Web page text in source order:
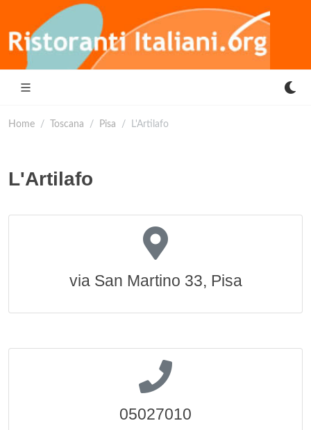
Home Toscana Pisa L'Artilafo
L'Artilafo
via San Martino 33, Pisa
05027010